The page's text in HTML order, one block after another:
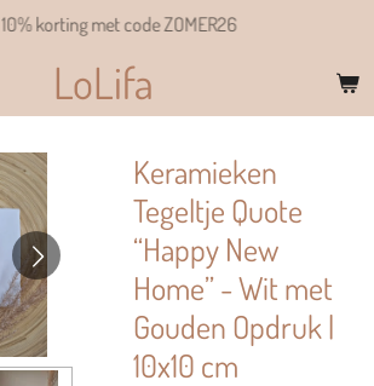
LoLifa
10% korting met code ZOMER26
Keramieken
Tegeltje Quote
“Happy New
Home” - Wit met
Gouden Opdruk |
10x10 cm